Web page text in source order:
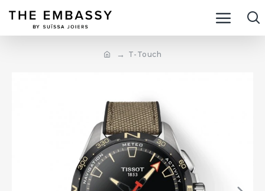
T-Touch